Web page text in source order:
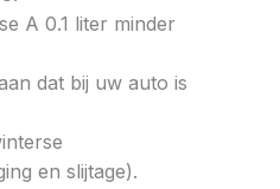
A 0.1 liter minder
dat bij uw auto is
en slijtage).